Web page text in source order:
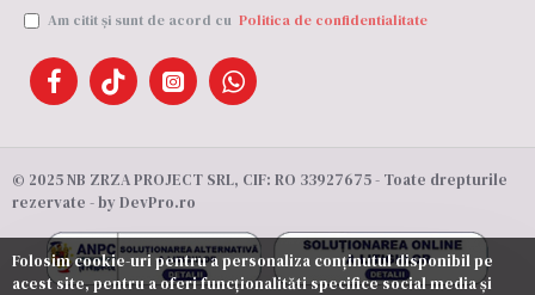
Am citit şi sunt de acord cu Politica de confidentialitate
© 2025 NB ZRZA PROJECT SRL, CIF: RO 33927675 - Toate drepturile
rezervate - by DevPro.ro
Folosim cookie-uri pentru a personaliza conținutul disponibil pe
acest site, pentru a oferi funcționalităti specifice social media și